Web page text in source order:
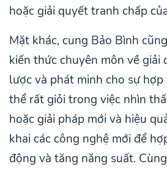
hoặc giải quyết tranh chấp
Mặt khác, cung Bảo Bình
kiến thức chuyên môn về giải
lược và phát minh cho sự hợp
thể rất giỏi trong việc nhìn
hoặc giải pháp mới và hiệu
khai các công nghệ mới để
động và tăng năng suất.